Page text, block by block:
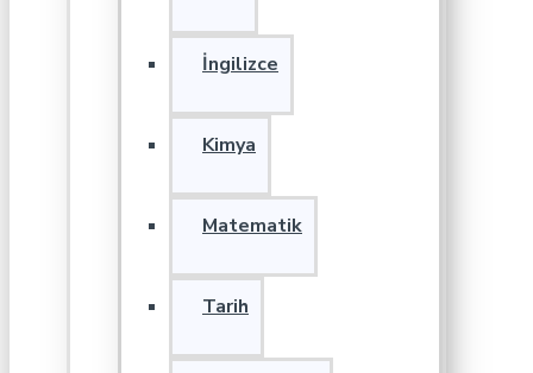
İngilizce
Kimya
Matematik
Tarih